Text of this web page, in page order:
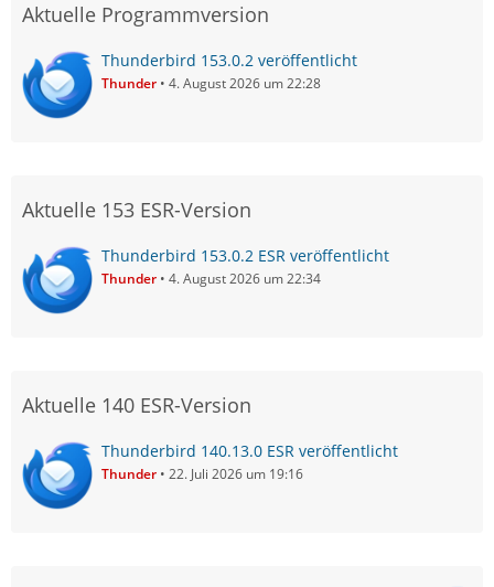
Aktuelle Programmversion
Thunderbird 153.0.2 veröffentlicht
Thunder 4. August 2026 um 22:28
Aktuelle 153 ESR-Version
Thunderbird 153.0.2 ESR veröffentlicht
Thunder 4. August 2026 um 22:34
Aktuelle 140 ESR-Version
Thunderbird 140.13.0 ESR veröffentlicht
Thunder 22. Juli 2026 um 19:16